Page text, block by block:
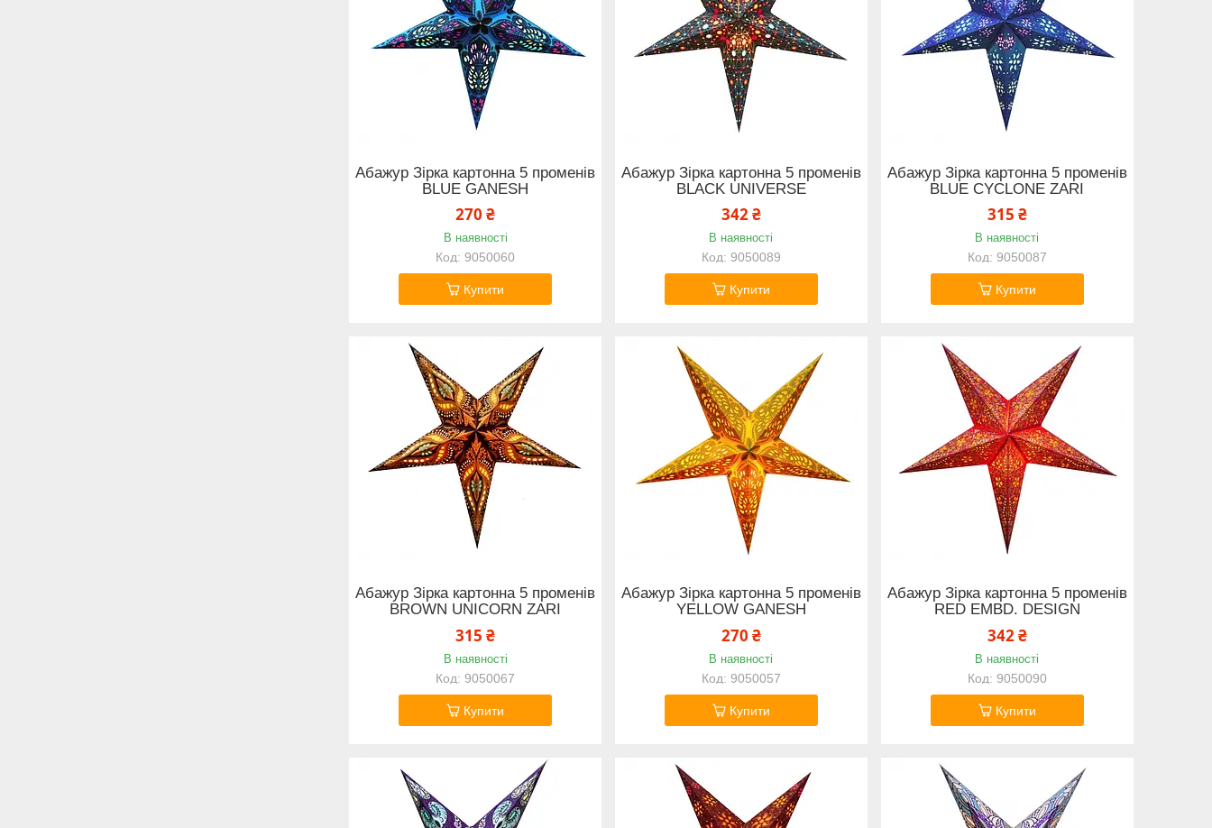
Абажур Зірка картонна 5 променів
BLUE GANESH
270 ₴
В наявності
9050060
Купити
Абажур Зірка картонна 5 променів
BLACK UNIVERSE
342 ₴
В наявності
9050089
Купити
Абажур Зірка картонна 5 променів
BLUE CYCLONE ZARI
315 ₴
В наявності
9050087
Купити
Абажур Зірка картонна 5 променів
BROWN UNICORN ZARI
315 ₴
В наявності
9050067
Купити
Абажур Зірка картонна 5 променів
YELLOW GANESH
270 ₴
В наявності
9050057
Купити
Абажур Зірка картонна 5 променів
RED EMBD. DESIGN
342 ₴
В наявності
9050090
Купити